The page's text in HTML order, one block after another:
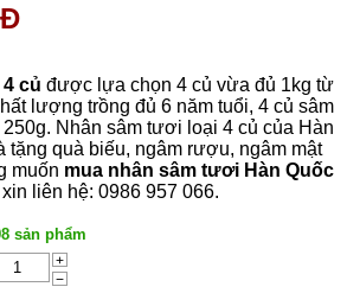
củ được lựa chọn 4 củ vừa đủ 1kg từ
lượng trồng đủ 6 năm tuổi, 4 củ sâm
Nhân sâm tươi loại 4 củ của Hàn
tặng quà biếu, ngâm rượu, ngâm mật
muốn mua nhân sâm tươi Hàn Quốc
liên hệ: 0986 957 066.
sản phẩm
+
−